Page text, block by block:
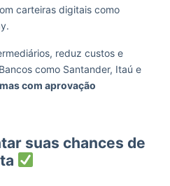
carteiras digitais como
reduz custos e
como Santander, Itaú e
com aprovação
suas chances de